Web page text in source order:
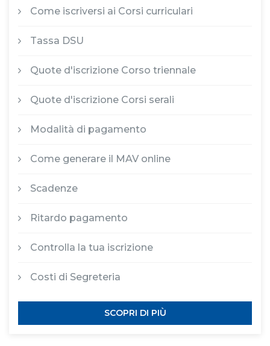
Come iscriversi ai Corsi curriculari
Tassa DSU
Quote d'iscrizione Corso triennale
Quote d'iscrizione Corsi serali
Modalità di pagamento
Come generare il MAV online
Scadenze
Ritardo pagamento
Controlla la tua iscrizione
Costi di Segreteria
SCOPRI DI PIÙ